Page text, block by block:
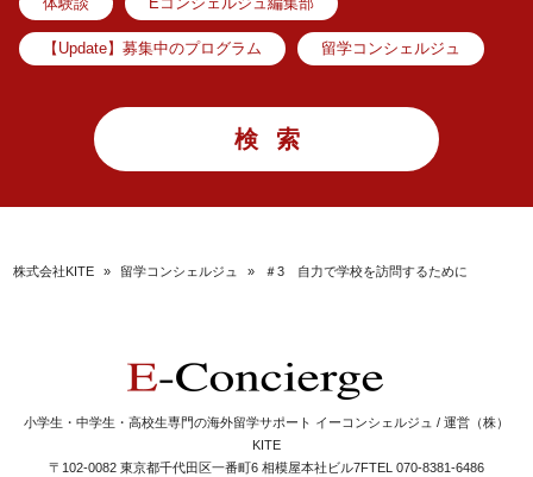
体験談 Eコンシェルジュ編集部
【Update】募集中のプログラム 留学コンシェルジュ
株式会社KITE » 留学コンシェルジュ » ＃3 自力で学校を訪問するために
小学生・中学生・高校生専門の海外留学サポート イーコンシェルジュ / 運営（株）
KITE
〒102-0082 東京都千代田区一番町6 相模屋本社ビル7FTEL 070-8381-6486